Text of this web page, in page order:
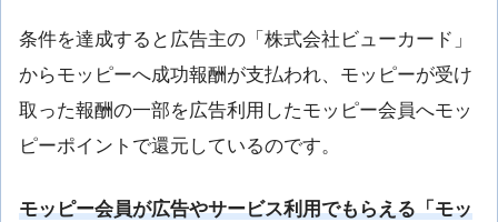
条件を達成すると広告主の「株式会社ビューカード」
からモッピーへ成功報酬が支払われ、モッピーが受け
取った報酬の一部を広告利用したモッピー会員へモッ
ピーポイントで還元しているのです。
モッピー会員が広告やサービス利用でもらえる「モッ